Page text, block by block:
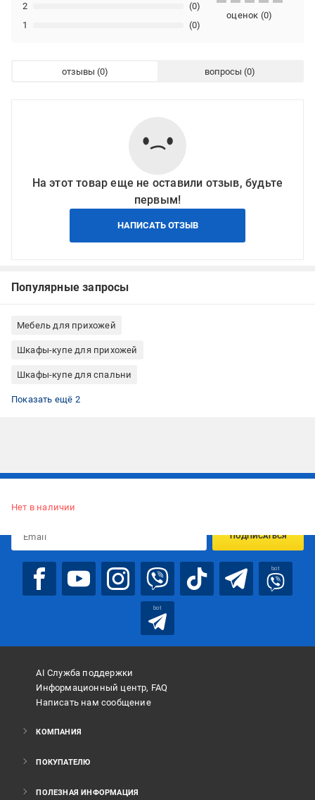
1 (0)
2 (0)
оценок (0)
отзывы вопросы
На этот товар еще не оставили отзыв, будьте
первым!
НАПИСАТЬ ОТЗЫВ
Популярные запросы
Мебель для прихожей
Шкафы-купе для прихожей
Шкафы-купе для спальни
Шкафы-купе для гостиной
Шкафы-купе из ДСП
Показать ещё 2
Нет в наличии
ПОДПИСАТЬСЯ
bot
bot
AI Служба поддержки
Информационный центр, FAQ
Написать нам сообщение
КОМПАНИЯ
ПОКУПАТЕЛЮ
ПОЛЕЗНАЯ ИНФОРМАЦИЯ